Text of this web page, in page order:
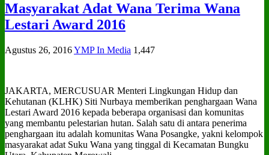
Masyarakat Adat Wana Terima Wana
Lestari Award 2016
Agustus 26, 2016YMP In Media 1,447
JAKARTA, MERCUSUAR Menteri Lingkungan Hidup dan
Kehutanan (KLHK) Siti Nurbaya memberikan penghargaan Wana
Lestari Award 2016 kepada beberapa organisasi dan komunitas
yang membantu pelestarian hutan. Salah satu di antara penerima
penghargaan itu adalah komunitas Wana Posangke, yakni kelompok
masyarakat adat Suku Wana yang tinggal di Kecamatan Bungku